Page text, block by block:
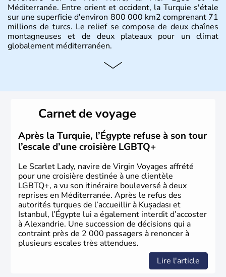
Méditerranée. Entre orient et occident, la Turquie s'étale
sur une superficie d'environ 800 000 km2 comprenant 71
millions de turcs. Le relief se compose de deux chaînes
montagneuses et de deux plateaux pour un climat
globalement méditerranéen.
Histoire et administration
qui constitueront en 1299 les fondations de l'Empire
ottoman. Après avoir rattaché l'Anatolie et la Thrace
orientale au territoire turc, la République est proclamée
le 29 octobre 1923. Ankara remplace alors Istanbul au
titre de capitale du pays.
Carnet de voyage
Après la Turquie, l’Égypte refuse à son tour
l’escale d’une croisière LGBTQ+
Le Scarlet Lady, navire de Virgin Voyages affrété
pour une croisière destinée à une clientèle
LGBTQ+, a vu son itinéraire bouleversé à deux
reprises en Méditerranée. Après le refus des
autorités turques de l’accueillir à Kuşadası et
Istanbul, l’Égypte lui a également interdit d’accoster
à Alexandrie. Une succession de décisions qui a
contraint près de 2 000 passagers à renoncer à
plusieurs escales très attendues.
Lire l'article